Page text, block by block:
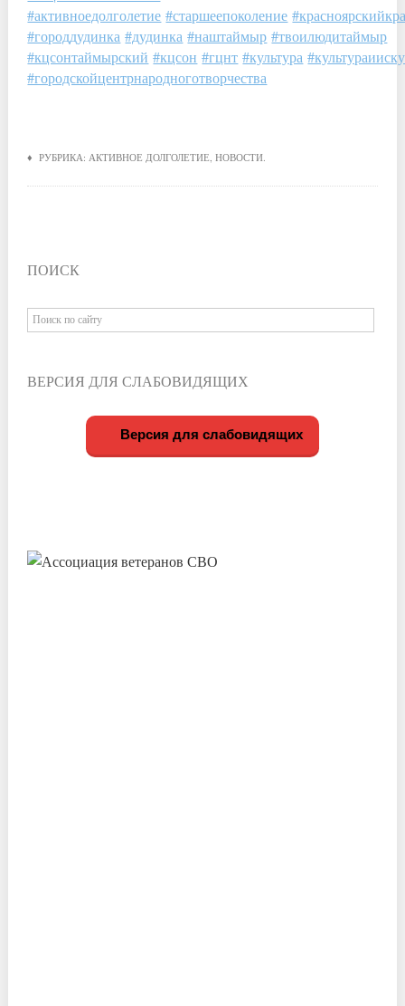
#активноедолголетие #старшеепоколение
#городдудинка #дудинка #наштаймыр #твоилюдитаймыр
#кцсонтаймырский #кцсон #гцнт #культура
#городскойцентрнародноготворчества
♦ РУБРИКА:АКТИВНОЕ ДОЛГОЛЕТИЕ,НОВОСТИ.
ПОИСК
ВЕРСИЯ ДЛЯ СЛАБОВИДЯЩИХ
Версия для слабовидящих